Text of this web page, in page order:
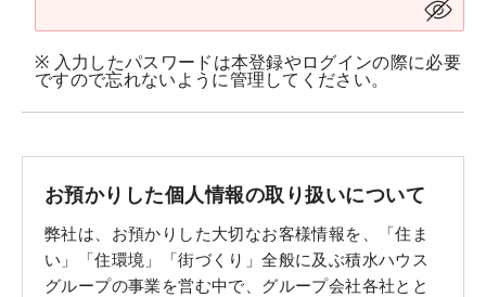
※ 入力したパスワードは本登録やログインの際に必要
ですので忘れないように管理してください。
お預かりした個人情報の取り扱いについて
弊社は、お預かりした大切なお客様情報を、「住ま
い」「住環境」「街づくり」全般に及ぶ積水ハウス
グループの事業を営む中で、グループ会社各社とと